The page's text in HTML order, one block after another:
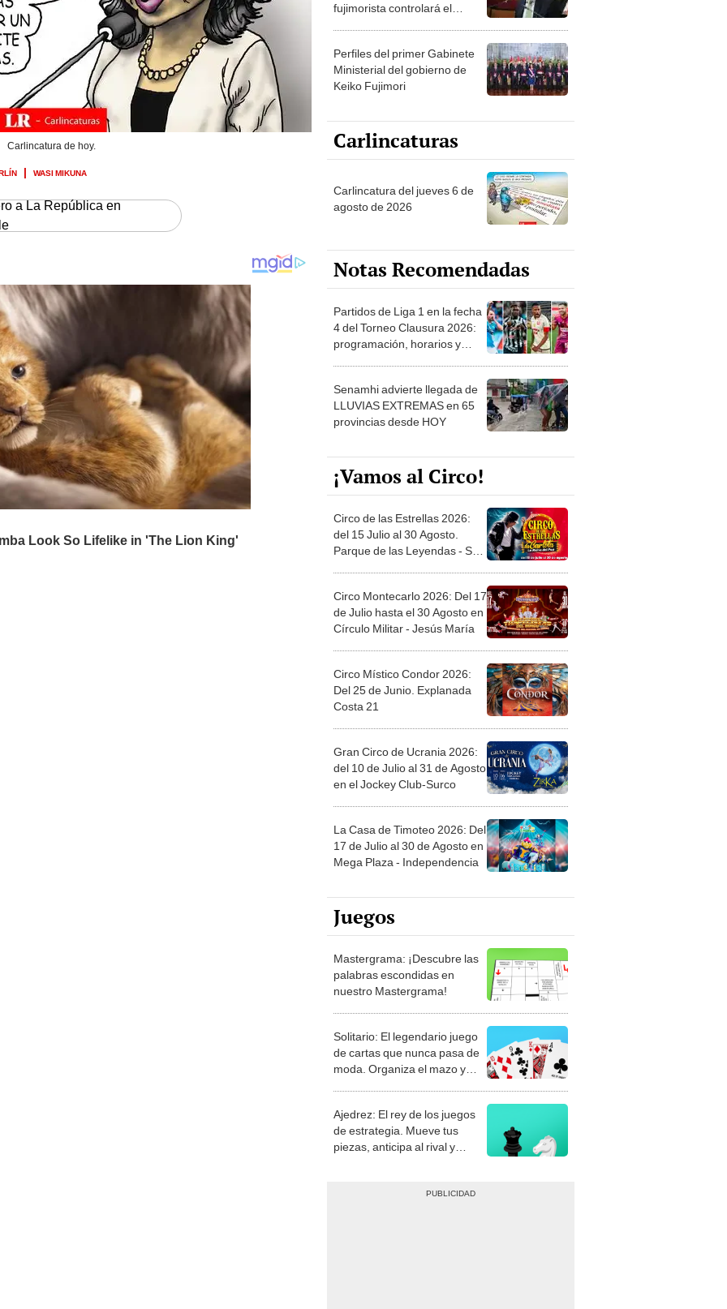
Carlincatura de hoy.
WASI MIKUNA
a La República en
fujimorista controlará el
Perfiles del primer Gabinete
Ministerial del gobierno de
Keiko Fujimori
Carlincaturas
Carlincatura del jueves 6 de
agosto de 2026
Notas Recomendadas
Partidos de Liga 1 en la fecha
4 del Torneo Clausura 2026:
programación, horarios y
Senamhi advierte llegada de
LLUVIAS EXTREMAS en 65
provincias desde HOY
¡Vamos al Circo!
Circo de las Estrellas 2026:
del 15 Julio al 30 Agosto.
Parque de las Leyendas - San
Circo Montecarlo 2026: Del 17
de Julio hasta el 30 Agosto en
Círculo Militar - Jesús María
Circo Místico Condor 2026:
Del 25 de Junio. Explanada
Costa 21
Gran Circo de Ucrania 2026:
del 10 de Julio al 31 de Agosto
en el Jockey Club-Surco
La Casa de Timoteo 2026: Del
17 de Julio al 30 de Agosto en
Mega Plaza - Independencia
Juegos
Mastergrama: ¡Descubre las
palabras escondidas en
nuestro Mastergrama!
Solitario: El legendario juego
de cartas que nunca pasa de
moda. Organiza el mazo y
Ajedrez: El rey de los juegos
de estrategia. Mueve tus
piezas, anticipa al rival y